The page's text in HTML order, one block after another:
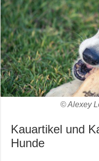
© Alexey
Kauartikel und
Hunde